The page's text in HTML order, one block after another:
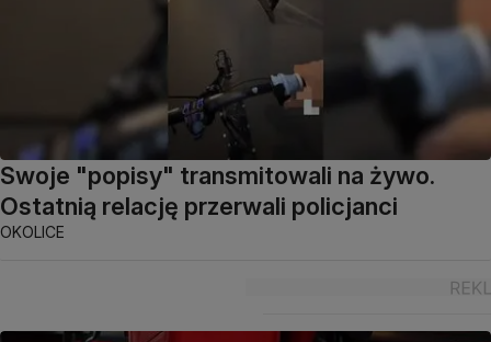
Swoje "popisy" transmitowali na żywo.
Ostatnią relację przerwali policjanci
OKOLICE